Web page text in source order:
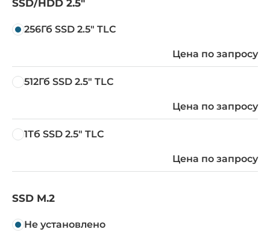
SSD/HDD 2.5"
256Гб SSD 2.5" TLC
Цена по запросу
512Гб SSD 2.5" TLC
Цена по запросу
1Тб SSD 2.5" TLC
Цена по запросу
SSD M.2
Не установлено